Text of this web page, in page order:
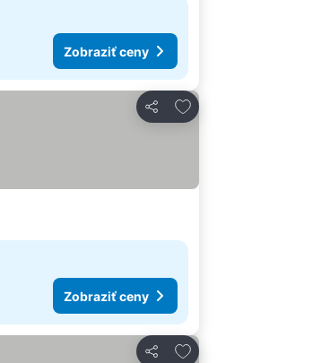
Zobraziť ceny
Zdieľať
Pridať do obľúbených
Zobraziť ceny
Zdieľať
Pridať do obľúbených